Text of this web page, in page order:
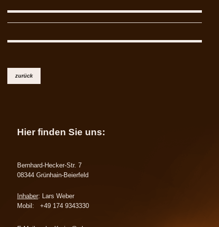
zurück
Hier finden Sie uns:
Bernhard-Hecker-Str. 7
08344 Grünhain-Beierfeld
Inhaber: Lars Weber
Mobil: +49 174 9343330